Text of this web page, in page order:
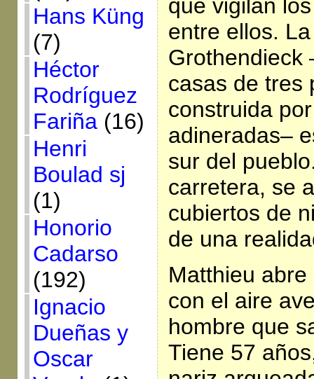
Hans Küng
(7)
Héctor
Rodríguez
Fariña(16)
Henri
Boulad sj
(1)
Honorio
Cadarso
(192)
Ignacio
Dueñas y
Oscar
que vigilan
entre ellos.
Grothendieck
casas de tres
construida
adineradas–
sur del
carretera, se
cubiertos de
de una
Matthieu
con el aire
hombre que
Tiene 57